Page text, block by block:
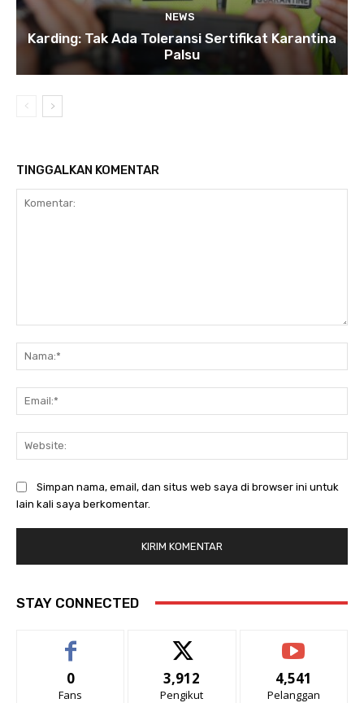
NEWS
Karding: Tak Ada Toleransi Sertifikat Karantina
Palsu
TINGGALKAN KOMENTAR
Simpan nama, email, dan situs web saya di browser ini untuk
lain kali saya berkomentar.
STAY CONNECTED
0
Fans
3,912
Pengikut
4,541
Pelanggan